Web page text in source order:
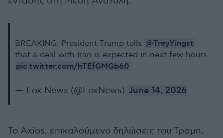
BREAKING: President Trump tells @TreyYingst
that a deal with Iran is expected in next few hours.
pic.twitter.com/hTEfGMGb60
— Fox News (@FoxNews) June 14, 2026
Το Axios, επικαλούμενο δηλώσεις του Τραμπ,